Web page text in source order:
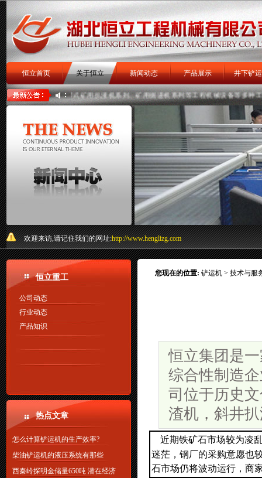
恒立首页 关于恒立 新闻动态 产品展示 井下铲
扒渣机 扒矿机 关于我们
式、大坡度履带式矿用扒渣机系列、矿用掘进机系列等工程机械设备等多种工
欢迎来访,请记住我们的网址:http://www.henglizg.com
恒立重工
公司动态
行业动态
产品知识
热点文章
怎么计算铲运机的生产效率?
柴油铲运机的液压系统有那些
西秦岭探明金储量650吨 潜在经济
您现在的位置: 铲运机> 技术与服
恒立集团是
综合性制造
司位于历史
渣机，斜井
近期铁矿石市场较为凌
迷茫，钢厂的采购意愿也
石市场仍将波动运行，商